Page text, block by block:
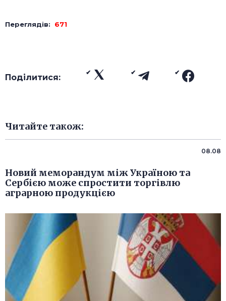
Переглядів: 671
Поділитися:
Читайте також:
08.08
Новий меморандум між Україною та
Сербією може спростити торгівлю
аграрною продукцією